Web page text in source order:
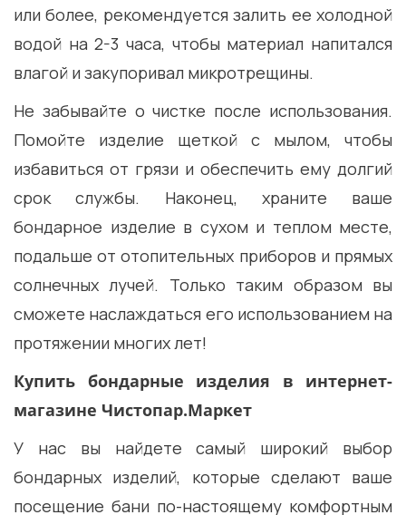
или более, рекомендуется залить ее холодной
водой на 2-3 часа, чтобы материал напитался
влагой и закупоривал микротрещины.
Не забывайте о чистке после использования.
Помойте изделие щеткой с мылом, чтобы
избавиться от грязи и обеспечить ему долгий
срок службы. Наконец, храните ваше
бондарное изделие в сухом и теплом месте,
подальше от отопительных приборов и прямых
солнечных лучей. Только таким образом вы
сможете наслаждаться его использованием на
протяжении многих лет!
Купить бондарные изделия в интернет-
магазине Чистопар.Маркет
У нас вы найдете самый широкий выбор
бондарных изделий, которые сделают ваше
посещение бани по-настоящему комфортным